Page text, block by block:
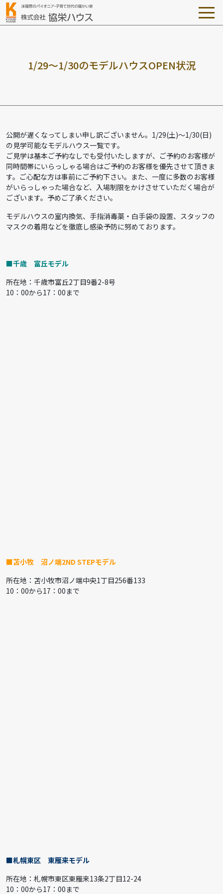
1/29～1/30のモデルハウスOPEN状況
公開が遅くなってしまい申し訳ございません。1/29(土)～1/30(日)
の見学可能なモデルハウス一覧です。
ご見学は基本ご予約なしでも受付いたしますが、ご予約のお客様が
同時間帯にいらっしゃる場合はご予約のお客様を優先させて頂きま
す。ご心配な方は事前にご予約下さい。また、一度に多数のお客様
がいらっしゃった場合など、入場制限をかけさせていただく場合が
ございます。予めご了承ください。
モデルハウスの室内換気、手指消毒薬・白手袋の設置、スタッフの
マスクの着用などを徹底し感染予防に努めております。
■千歳 富丘モデル
所在地：千歳市富丘2丁目9番2-8号
10：00から17：00まで
■苫小牧 沼ノ端2ND STEPモデル
所在地：苫小牧市沼ノ端中央1丁目256番133
10：00から17：00まで
■札幌東区 東雁来モデル
所在地：札幌市東区東雁来13条2丁目12-24
10：00から17：00まで